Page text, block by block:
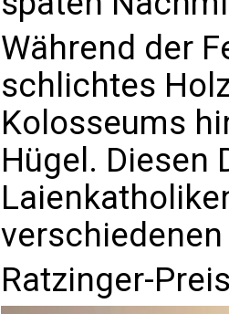
Während der
schlichtes
Kolosseums
Hügel. Diesen
Ratzinger-